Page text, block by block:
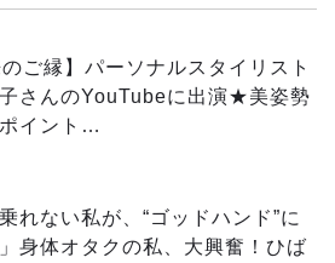
のご縁】パーソナルスタイリスト
さんのYouTubeに出演★美姿勢
イント…
れない私が、“ゴッドハンド”に
身体オタクの私、大興奮！ひば